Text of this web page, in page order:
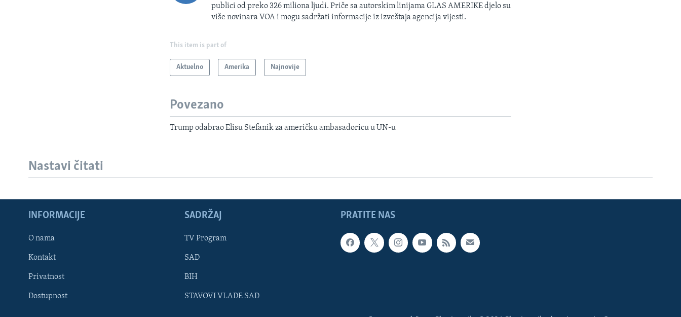
Learning English
publici od preko 326 miliona ljudi. Priče sa autorskim linijama GLAS AMERIKE djelo su
više novinara VOA i mogu sadržati informacije iz izveštaja agencija vijesti.
This item is part of
Aktuelno Amerika Najnovije
Povezano
Trump odabrao Elisu Stefanik za američku ambasadoricu u UN-u
Nastavi čitati
PRATITE NAS
INFORMACIJE
O nama
Kontakt
Privatnost
Dostupnost
SADRŽAJ
TV Program
SAD
BIH
STAVOVI VLADE SAD